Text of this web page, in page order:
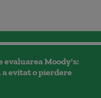
evaluarea Moody's:
evitat o pierdere